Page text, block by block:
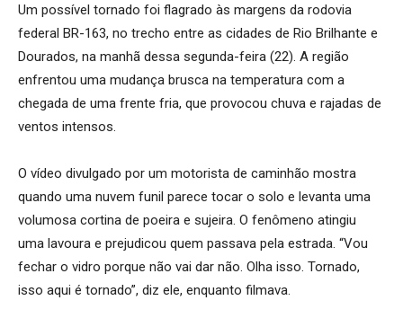
Um possível tornado foi flagrado às margens da rodovia
federal BR-163, no trecho entre as cidades de Rio Brilhante e
Dourados, na manhã dessa segunda-feira (22). A região
enfrentou uma mudança brusca na temperatura com a
chegada de uma frente fria, que provocou chuva e rajadas de
ventos intensos.
O vídeo divulgado por um motorista de caminhão mostra
quando uma nuvem funil parece tocar o solo e levanta uma
volumosa cortina de poeira e sujeira. O fenômeno atingiu
uma lavoura e prejudicou quem passava pela estrada. “Vou
fechar o vidro porque não vai dar não. Olha isso. Tornado,
isso aqui é tornado”, diz ele, enquanto filmava.